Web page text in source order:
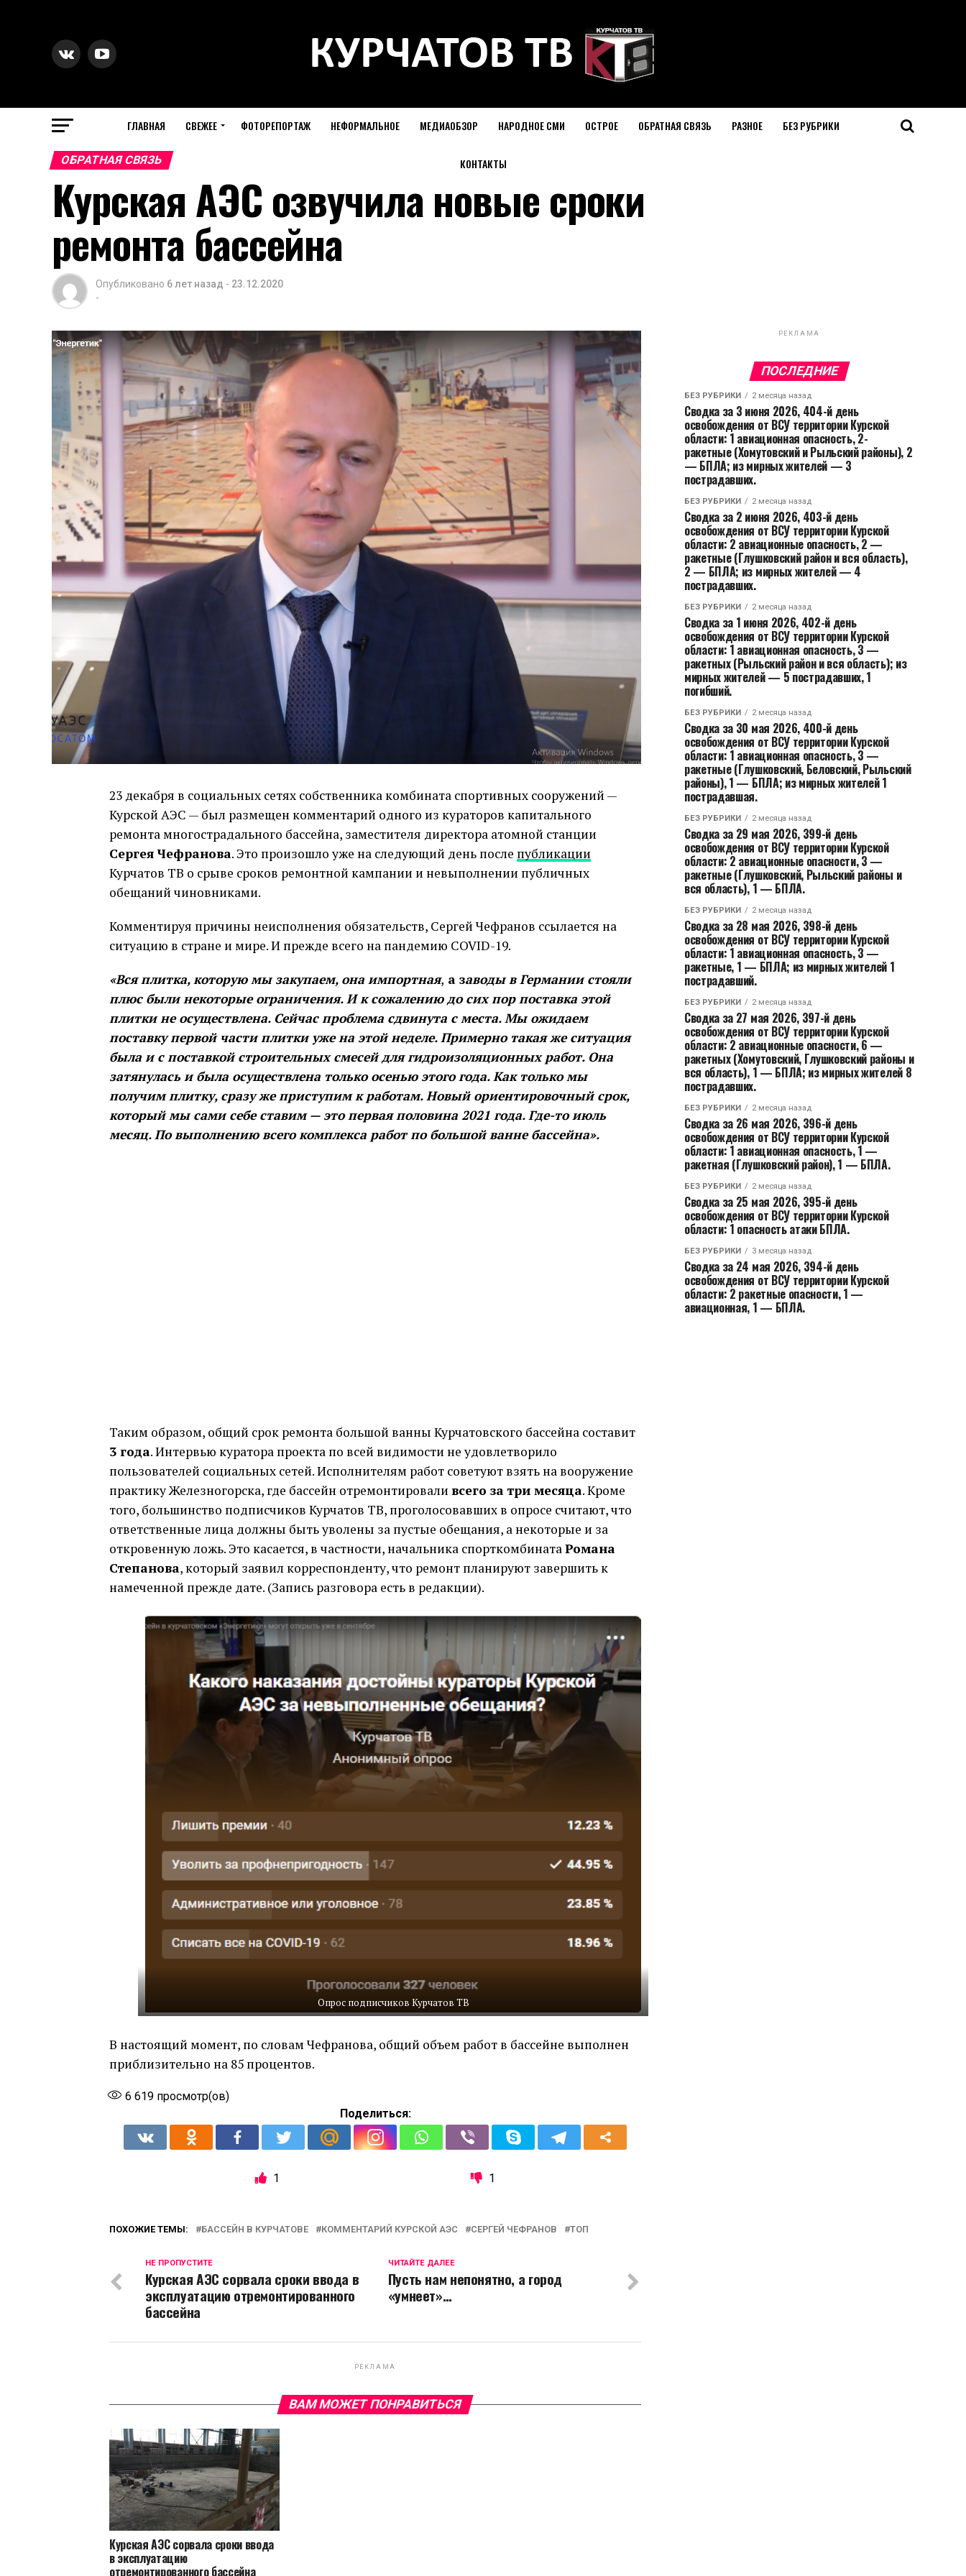
ГЛАВНАЯ СВЕЖЕЕ ФОТОРЕПОРТАЖ НЕФОРМАЛЬНОЕ МЕДИАОБЗОР НАРОДНОЕ СМИ ОСТРОЕ ОБРАТНАЯ СВЯЗЬ РАЗНОЕ БЕЗ РУБРИКИ
КОНТАКТЫ
ОБРАТНАЯ СВЯЗЬ
Курская АЭС озвучила новые сроки
ремонта бассейна
Опубликовано 6 лет назад - 23.12.2020
-
23 декабря в социальных сетях собственника комбината спортивных сооружений —
Курской АЭС — был размещен комментарий одного из кураторов капитального
ремонта многострадального бассейна, заместителя директора атомной станции
Сергея Чефранова. Это произошло уже на следующий день после публикации
Курчатов ТВ о срыве сроков ремонтной кампании и невыполнении публичных
обещаний чиновниками.
Комментируя причины неисполнения обязательств, Сергей Чефранов ссылается на
ситуацию в стране и мире. И прежде всего на пандемию COVID-19.
«Вся плитка, которую мы закупаем, она импортная, а заводы в Германии стояли
плюс были некоторые ограничения.И к сожалению до сих пор поставка этой
плитки не осуществлена. Сейчас проблема сдвинута с места. Мы ожидаем
поставку первой части плитки уже на этой неделе. Примерно такая же ситуация
была и с поставкой строительных смесей для гидроизоляционных работ. Она
затянулась и была осуществлена только осенью этого года. Как только мы
получим плитку, сразу же приступим к работам. Новый ориентировочный срок,
который мы сами себе ставим — это первая половина 2021 года. Где-то июль
месяц. По выполнению всего комплекса работ по большой ванне бассейна».
Таким образом, общий срок ремонта большой ванны Курчатовского бассейна составит
3 года. Интервью куратора проекта по всей видимости не удовлетворило
пользователей социальных сетей. Исполнителям работ советуют взять на вооружение
практику Железногорска, где бассейн отремонтировали всего за три месяца. Кроме
того, большинство подписчиков Курчатов ТВ, проголосовавших в опросе считают, что
ответственные лица должны быть уволены за пустые обещания, а некоторые и за
откровенную ложь. Это касается, в частности, начальника спорткомбинатаРомана
Степанова, который заявил корреспонденту, что ремонт планируют завершить к
намеченной прежде дате. (Запись разговора есть в редакции).
Опрос подписчиков Курчатов ТВ
В настоящий момент, по словам Чефранова, общий объем работ в бассейне выполнен
приблизительно на 85 процентов.
6 619 просмотр(ов)
Поделиться:
1 1
ПОХОЖИЕ ТЕМЫ: БАССЕЙН В КУРЧАТОВЕ КОММЕНТАРИЙ КУРСКОЙ АЭС СЕРГЕЙ ЧЕФРАНОВ ТОП
ЧИТАЙТЕ ДАЛЕЕ
Пусть нам непонятно, а город
«умнеет»…
НЕ ПРОПУСТИТЕ
Курская АЭС сорвала сроки ввода в
эксплуатацию отремонтированного
бассейна
РЕКЛАМА
ВАМ МОЖЕТ ПОНРАВИТЬСЯ
Курская АЭС сорвала сроки ввода
в эксплуатацию
отремонтированного бассейна
РЕКЛАМА
ПОСЛЕДНИЕ
БЕЗ РУБРИКИ 2 месяца назад
Сводка за 3 июня 2026, 404-й день
освобождения от ВСУ территории Курской
области: 1 авиационная опасность, 2-
ракетные (Хомутовский и Рыльский районы), 2
— БПЛА; из мирных жителей — 3
пострадавших.
БЕЗ РУБРИКИ 2 месяца назад
Сводка за 2 июня 2026, 403-й день
освобождения от ВСУ территории Курской
области: 2 авиационные опасность, 2 —
ракетные (Глушковский район и вся область),
2 — БПЛА; из мирных жителей — 4
пострадавших.
БЕЗ РУБРИКИ 2 месяца назад
Сводка за 1 июня 2026, 402-й день
освобождения от ВСУ территории Курской
области: 1 авиационная опасность, 3 —
ракетных (Рыльский район и вся область); из
мирных жителей — 5 пострадавших, 1
погибший.
БЕЗ РУБРИКИ 2 месяца назад
Сводка за 30 мая 2026, 400-й день
освобождения от ВСУ территории Курской
области: 1 авиационная опасность, 3 —
ракетные (Глушковский, Беловский, Рыльский
районы), 1 — БПЛА; из мирных жителей 1
пострадавшая.
БЕЗ РУБРИКИ 2 месяца назад
Сводка за 29 мая 2026, 399-й день
освобождения от ВСУ территории Курской
области: 2 авиационные опасности, 3 —
ракетные (Глушковский, Рыльский районы и
вся область), 1 — БПЛА.
БЕЗ РУБРИКИ 2 месяца назад
Сводка за 28 мая 2026, 398-й день
освобождения от ВСУ территории Курской
области: 1 авиационная опасность, 3 —
ракетные, 1 — БПЛА; из мирных жителей 1
пострадавший.
БЕЗ РУБРИКИ 2 месяца назад
Сводка за 27 мая 2026, 397-й день
освобождения от ВСУ территории Курской
области: 2 авиационные опасности, 6 —
ракетных (Хомутовский, Глушковский районы и
вся область), 1 — БПЛА; из мирных жителей 8
пострадавших.
БЕЗ РУБРИКИ 2 месяца назад
Сводка за 26 мая 2026, 396-й день
освобождения от ВСУ территории Курской
области: 1 авиационная опасность, 1 —
ракетная (Глушковский район), 1 — БПЛА.
БЕЗ РУБРИКИ 2 месяца назад
Сводка за 25 мая 2026, 395-й день
освобождения от ВСУ территории Курской
области: 1 опасность атаки БПЛА.
БЕЗ РУБРИКИ 3 месяца назад
Сводка за 24 мая 2026, 394-й день
освобождения от ВСУ территории Курской
области: 2 ракетные опасности, 1 —
авиационная, 1 — БПЛА.